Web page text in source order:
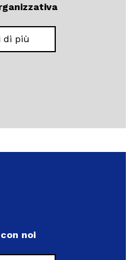
di più
noi